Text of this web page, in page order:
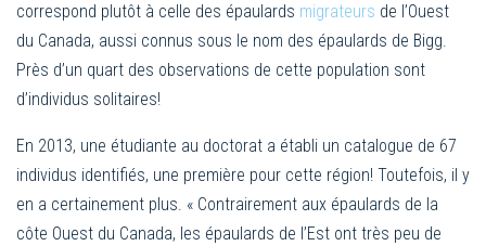
correspond plutôt à celle des épaulards migrateurs de l’Ouest
du Canada, aussi connus sous le nom des épaulards de Bigg.
Près d’un quart des observations de cette population sont
d’individus solitaires!
En 2013, une étudiante au doctorat a établi un catalogue de 67
individus identifiés, une première pour cette région! Toutefois, il y
en a certainement plus. « Contrairement aux épaulards de la
côte Ouest du Canada, les épaulards de l’Est ont très peu de